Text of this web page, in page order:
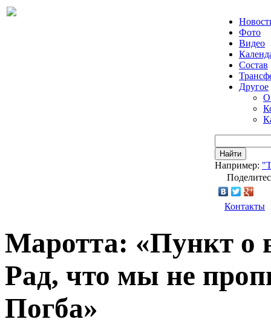
Фото
Видео
Состав
Другое
О
Найти
Например:
Контакты
Маротта: «Пункт о
Рад, что мы не
Погба»